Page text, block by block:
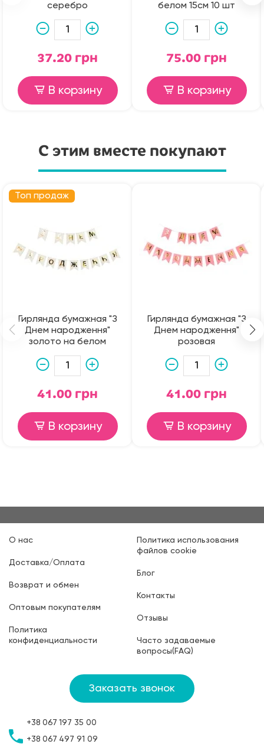
серебро
37.20 грн
В корзину
белом 15см 10 шт
75.00 грн
В корзину
С этим вместе покупают
Топ продаж
Гирлянда бумажная "З
Днем народження"
золото на белом
41.00 грн
В корзину
Гирлянда бумажная "З
Днем народження"
розовая
41.00 грн
В корзину
О нас
Доставка/Оплата
Возврат и обмен
Оптовым покупателям
Политика
конфиденциальности
Политика использования
файлов cookie
Блог
Контакты
Отзывы
Часто задаваемые
вопросы(FAQ)
Заказать звонок
+38 067 197 35 00
+38 067 497 91 09